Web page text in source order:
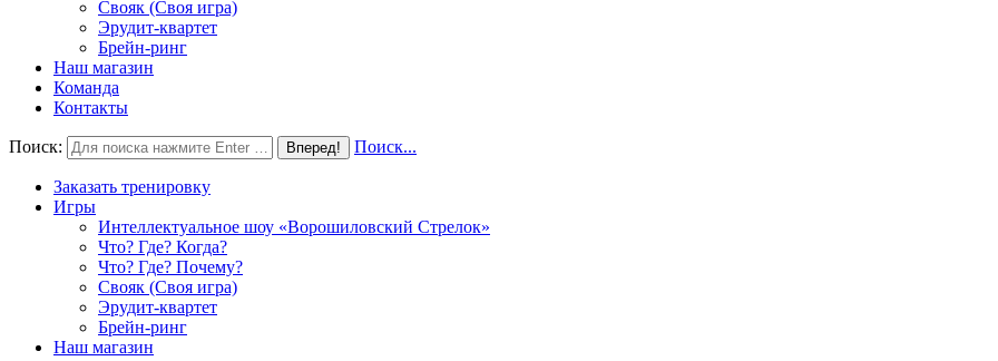
Свояк (Своя игра)
Эрудит-квартет
Брейн-ринг
Наш магазин
Команда
Контакты
Поиск: Поиск...
Заказать тренировку
Игры
Интеллектуальное шоу «Ворошиловский Стрелок»
Что? Где? Когда?
Что? Где? Почему?
Свояк (Своя игра)
Эрудит-квартет
Брейн-ринг
Наш магазин